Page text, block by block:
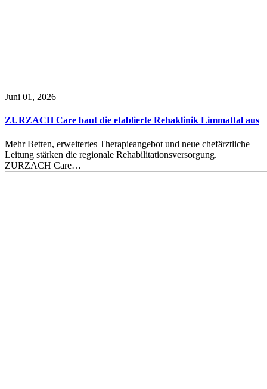
Juni 01, 2026
ZURZACH Care baut die etablierte Rehaklinik Limmattal aus
Mehr Betten, erweitertes Therapieangebot und neue chefärztliche
Leitung stärken die regionale Rehabilitationsversorgung.
ZURZACH Care…